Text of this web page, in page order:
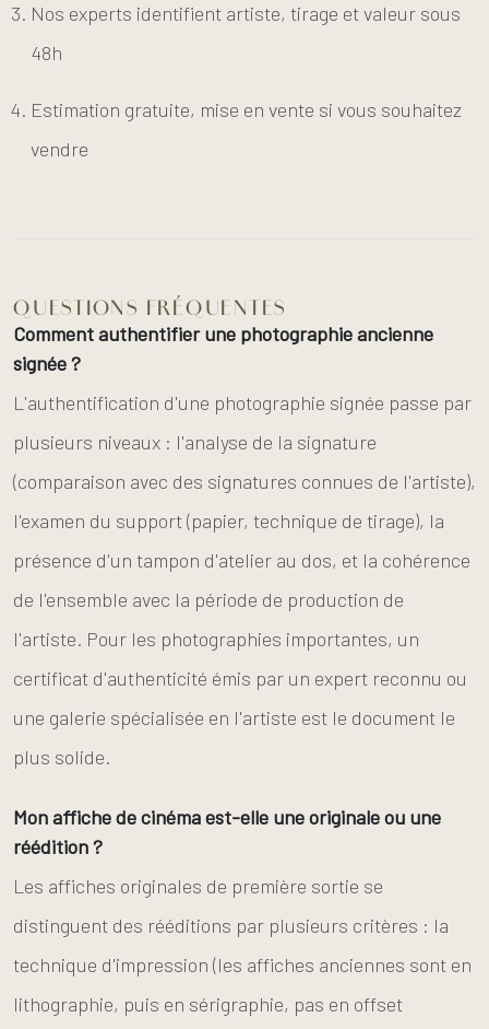
Nos experts identifient artiste, tirage et valeur sous
48h
Estimation gratuite, mise en vente si vous souhaitez
vendre
QUESTIONS FRÉQUENTES
Comment authentifier une photographie ancienne
signée ?
L'authentification d'une photographie signée passe par
plusieurs niveaux : l'analyse de la signature
(comparaison avec des signatures connues de l'artiste),
l'examen du support (papier, technique de tirage), la
présence d'un tampon d'atelier au dos, et la cohérence
de l'ensemble avec la période de production de
l'artiste. Pour les photographies importantes, un
certificat d'authenticité émis par un expert reconnu ou
une galerie spécialisée en l'artiste est le document le
plus solide.
Mon affiche de cinéma est-elle une originale ou une
réédition ?
Les affiches originales de première sortie se
distinguent des rééditions par plusieurs critères : la
technique d'impression (les affiches anciennes sont en
lithographie, puis en sérigraphie, pas en offset